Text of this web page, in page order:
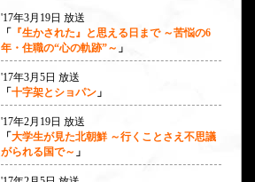
'17年3月19日 放送
「
『生かされた』と思える日まで ～苦悩の6
年・住職の“心の軌跡”～ 」
'17年3月5日 放送
「 十字架とショパン 」
'17年2月19日 放送
「 大学生が見た北朝鮮 ～行くことさえ不思議
がられる国で～ 」